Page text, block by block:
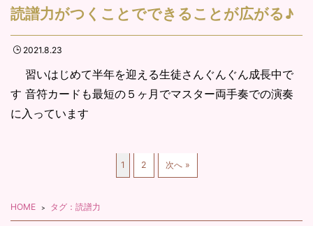
読譜力がつくことでできることが広がる♪
2021.8.23
習いはじめて半年を迎える生徒さんぐんぐん成長中で
す 音符カードも最短の５ヶ月でマスター両手奏での演奏
に入っています
1 2 次へ »
HOME タグ：読譜力